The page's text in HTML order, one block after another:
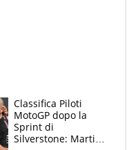
Classifica Piloti
MotoGP dopo la
Sprint di
Silverstone: Martin